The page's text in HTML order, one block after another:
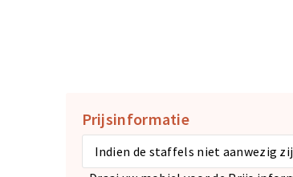
Prijsinformatie
Indien de staffels niet aanwezig